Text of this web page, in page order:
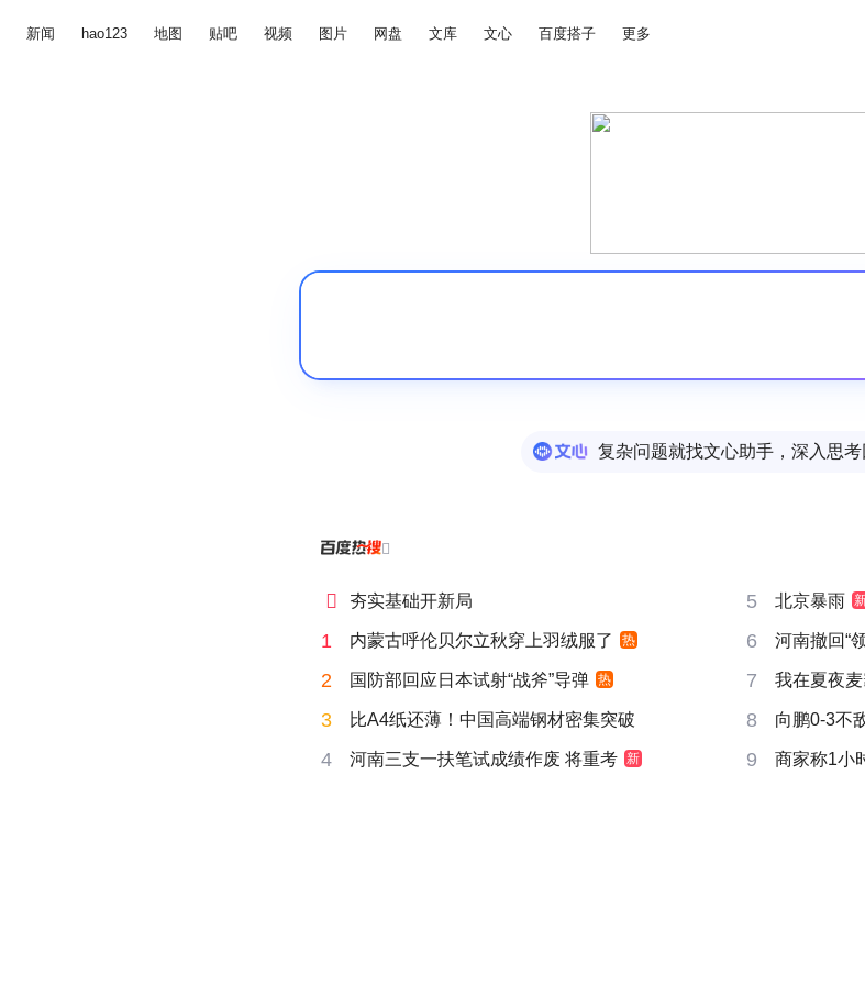
新闻 hao123 地图 贴吧 视频 图片 网盘 文库 文心 百度搭子 更多
复杂问题就找文心助手，深入思

 夯实基础开新局 5 北京暴雨
1 内蒙古呼伦贝尔立秋穿上羽绒服了 热 6 河南撤回“
2 国防部回应日本试射“战斧”导弹 热 7 我在夏夜
3 比A4纸还薄！中国高端钢材密集突破 8 向鹏0-3不
4 河南三支一扶笔试成绩作废 将重考 新 9 商家称1小